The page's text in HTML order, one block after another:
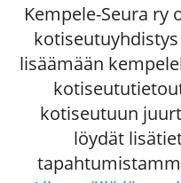
Kempele-Seura ry
lisäämään
kotiseutuun
löydät